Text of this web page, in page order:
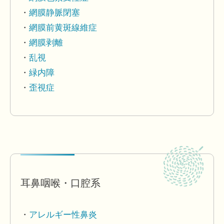
網膜静脈閉塞
網膜前黄斑線維症
網膜剥離
乱視
緑内障
歪視症
耳鼻咽喉・口腔系
アレルギー性鼻炎